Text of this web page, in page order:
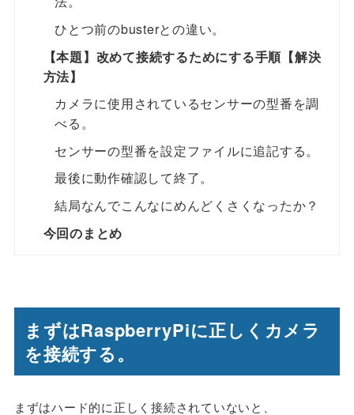
ひとつ前のbusterとの違い。
【本題】改めて接続するためにする手順【解決
方法】
カメラに使用されているセンサーの型番を調
べる。
センサーの型番を設定ファイルに追記する。
最後に動作確認して終了。
結局なんでこんなにめんどくさくなったか？
今回のまとめ
まずはRaspberryPiに正しくカメラ
を接続する。
まずはハード的に正しく接続されていないと、